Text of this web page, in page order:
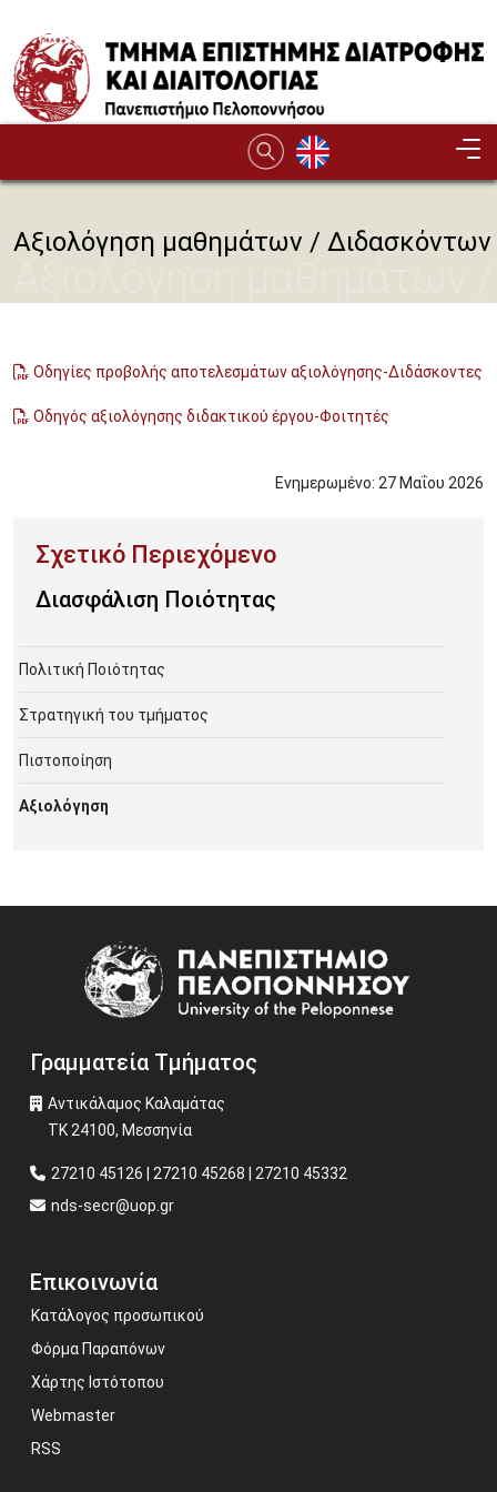
Αξιολόγηση μαθημάτων / Διδασκόντων
Οδηγίες προβολής αποτελεσμάτων αξιολόγησης-Διδάσκοντες
Οδηγός αξιολόγησης διδακτικού έργου-Φοιτητές
Ενημερωμένο: 27 Μαΐου 2026
Διασφάλιση Ποιότητας
Πολιτική Ποιότητας
Στρατηγική του τμήματος
Πιστοποίηση
Αξιολόγηση
Γραμματεία Τμήματος
Αντικάλαμος Καλαμάτας
ΤΚ 24100, Μεσσηνία
27210 45126 | 27210 45268 | 27210 45332
nds-secr@uop.gr
Επικοινωνία
Κατάλογος προσωπικού
Φόρμα Παραπόνων
Χάρτης Ιστότοπου
Webmaster
RSS